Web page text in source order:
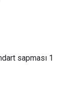
sapması 1